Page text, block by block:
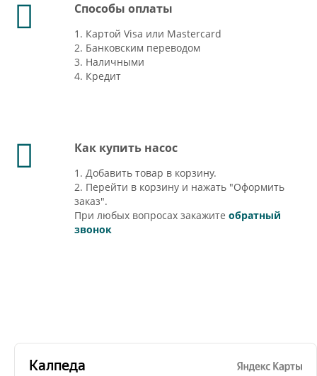
Способы оплаты
1. Картой Visa или Mastercard
2. Банковским переводом
3. Наличными
4. Кредит
Как купить насос
1. Добавить товар в корзину.
2. Перейти в корзину и нажать "Оформить
заказ".
При любых вопросах закажите обратный
звонок